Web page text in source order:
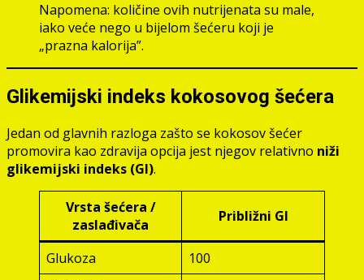
Napomena: količine ovih nutrijenata su male,
iako veće nego u bijelom šećeru koji je
„prazna kalorija”.
Glikemijski indeks kokosovog šećera
Jedan od glavnih razloga zašto se kokosov šećer
promovira kao zdravija opcija jest njegov relativno niži
glikemijski indeks (GI).
Vrsta šećera /
zaslađivača
Približni GI
Glukoza
100